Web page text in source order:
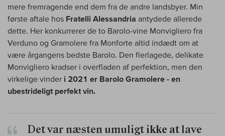
mere fremragende end dem fra de andre landsbyer. Min
første aftale hos Fratelli Alessandria antydede allerede
dette. Her konkurrerer de to Barolo-vine Monvigliero fra
Verduno og Gramolere fra Monforte altid indædt om at
være årgangens bedste Barolo. Den flerlagede, delikate
Monvigliero kradser i overfladen af perfektion, men den
virkelige vinder i 2021 er Barolo Gramolere - en
ubestrideligt perfekt vin.
Det var næsten umuligt ikke at lave